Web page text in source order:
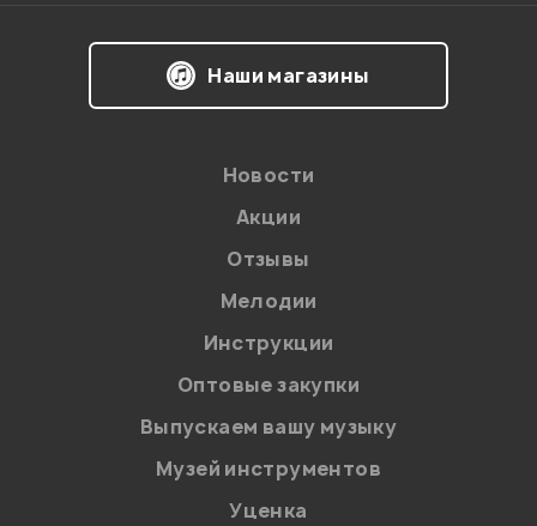
на обработку персональных данных в
Политикой в отношении обработки
персональных данных.
Введите проверочное число:
Наши магазины
Новости
Акции
Отзывы
Мелодии
Инструкции
Оптовые закупки
Выпускаем вашу музыку
Музей инструментов
Уценка